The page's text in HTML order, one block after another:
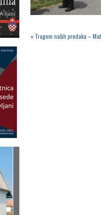
« Tragom naših predaka –